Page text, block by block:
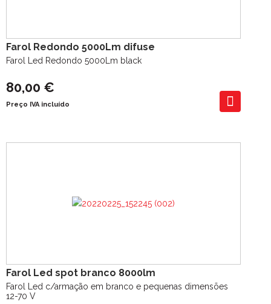
Farol Redondo 5000Lm difuse
Farol Led Redondo 5000Lm black
80,00 €
Preço IVA incluído
Farol Led spot branco 8000lm
Farol Led c/armação em branco e pequenas dimensões
12-70 V